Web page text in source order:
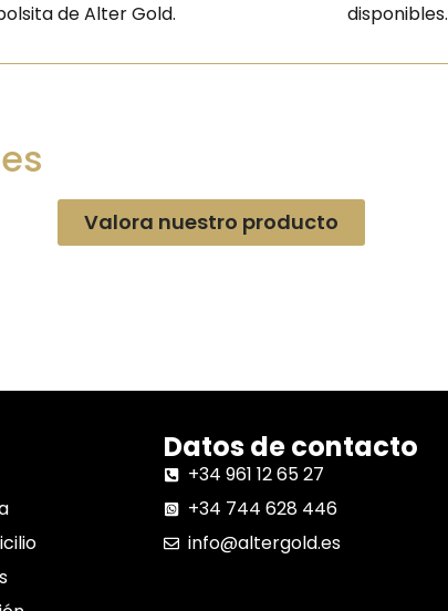
de Alter Gold.
disponibles.
Valora nuestro producto
Datos de contacto
+34 961 12 65 27
+34 744 628 446
info@altergold.es